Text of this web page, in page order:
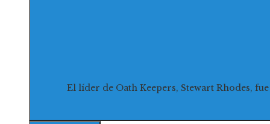
El líder de Oath Keepers, Stewart Rhodes, fue declarado